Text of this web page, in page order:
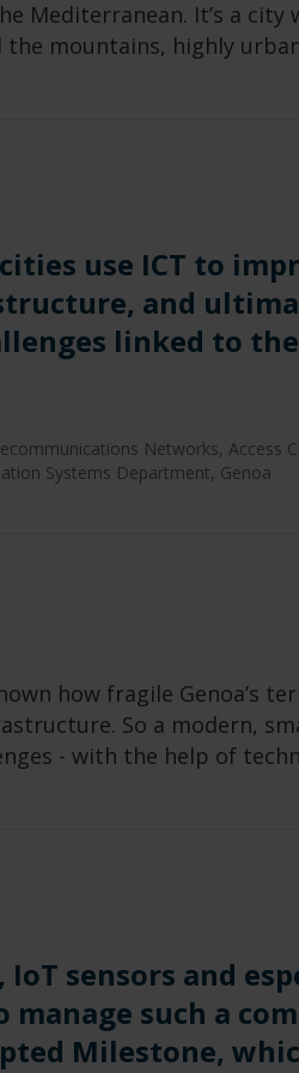
Mediterranean. It’s a city
the mountains, highly
use ICT to
and
linked to
Networks, Access
Systems Department, Genoa
how fragile Genoa’s
So a modern,
- with the help of
sensors and
manage such a
Milestone,